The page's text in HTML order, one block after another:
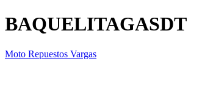
BAQUELITAGASDT
Moto Repuestos Vargas